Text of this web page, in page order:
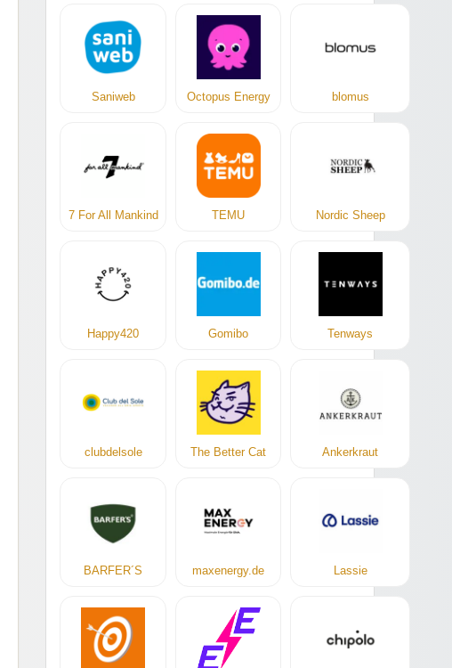
Saniweb Octopus Energy blomus
7 For All Mankind TEMU Nordic Sheep
Happy420 Gomibo Tenways
clubdelsole The Better Cat Ankerkraut
BARFER´S maxenergy.de Lassie